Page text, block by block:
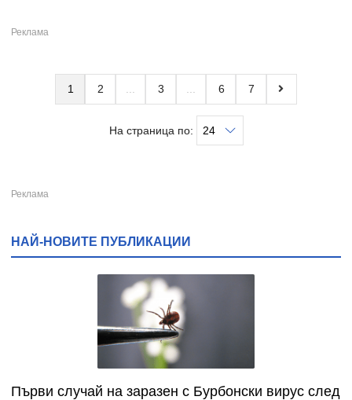
1 2 3 6 7
На страница по:
НАЙ-НОВИТЕ ПУБЛИКАЦИИ
Първи случай на заразен с Бурбонски вирус след